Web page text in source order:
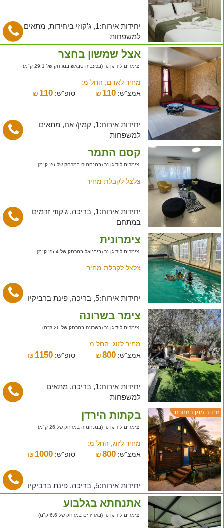
יחידות אירוח:1, ג'קוזי ביחידות, מתאים
למשפחות
אצל שמשון בחצר
צימרים ליד גן נר (בכעביה טבאש במרחק של 29.1 ק"מ)
מחיר לאדם, החל מ:
אמצ"ש:
₪ 110 סופ"ש: ₪ 110
יחידות אירוח:1, קמין/ אח, מתאים
למשפחות
קסם התמר
צימרים ליד גן נר (במנחמיה במרחק של 26 ק"מ)
צלצל לקבלת מחיר
יחידות אירוח:1, בריכה, ג'קוזי זרמים
במתחם
צימרונית
צימרים ליד גן נר (ביבניאל במרחק של 25.4 ק"מ)
צלצל לקבלת מחיר
יחידות אירוח:5, בריכה, פינת ברביקיו
צימר בשרונה
צימרים ליד גן נר (בשרונה במרחק של 26 ק"מ)
מחיר לזוג, החל מ:
אמצ"ש:
₪800 סופ"ש: ₪ 1150
יחידות אירוח:1, בריכה, מתאים
למשפחות
מרחב מוגן במתחם בקתות הירדן
צימרים ליד גן נר (במנחמיה במרחק של 26 ק"מ)
מחיר לזוג, החל מ:
אמצ"ש:
₪800 סופ"ש: ₪ 1000
יחידות אירוח:5, בריכה, פינת ברביקיו
אתנחתא בגלבוע
צימרים ליד גן נר (באדירים במרחק של 6.6 ק"מ)